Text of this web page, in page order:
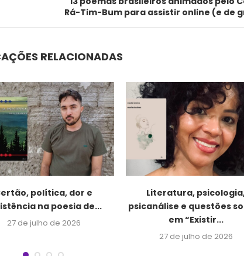
Rá-Tim-Bum para assistir online (e de
RELACIONADAS
política, dor e
na poesia de...
27 de julho de 2026
Literatura,
psicanálise e questões
em “Existir...
27 de julho de 2026